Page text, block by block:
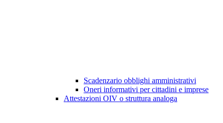
Scadenzario obblighi amministrativi
Oneri informativi per cittadini e imprese
Attestazioni OIV o struttura analoga